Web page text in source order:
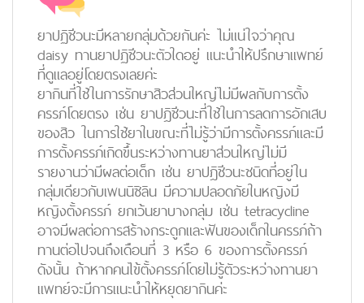
ยาปฏิชีวนะมีหลายกลุ่มด้วยกันค่ะ ไม่แน่ใจว่าคุณ
daisy ทานยาปฏิชีวนะตัวใดอยู่ แนะนำให้ปรึกษาแพทย์
ที่ดูแลอยู่โดยตรงเลยค่ะ
ยากินที่ใช้ในการรักษาสิวส่วนใหญ่ไม่มีผลกับการตั้ง
ครรภ์โดยตรง เช่น ยาปฎิชีวนะที่ใช้ในการลดการอักเสบ
ของสิว ในการใช้ยาในขณะที่ไม่รู้ว่ามีการตั้งครรภ์และมี
การตั้งครรภ์เกิดขึ้นระหว่างทานยาส่วนใหญ่ไม่มี
รายงานว่ามีผลต่อเด็ก เช่น ยาปฎิชีวนะชนิดที่อยู่ใน
กลุ่มเดียวกับเพนนิซิลิน มีความปลอดภัยในหญิงมี
หญิงตั้งครรภ์ ยกเว้นยาบางกลุ่ม เช่น tetracycline
อาจมีผลต่อการสร้างกระดูกและฟันของเด็กในครรภ์ถ้า
ทานต่อไปจนถึงเดือนที่ 3 หรือ 6 ของการตั้งครรภ์
ดังนั้น ถ้าหากคนไข้ตั้งครรภ์โดยไม่รู้ตัวระหว่างทานยา
แพทย์จะมีการแนะนำให้หยุดยากินค่ะ